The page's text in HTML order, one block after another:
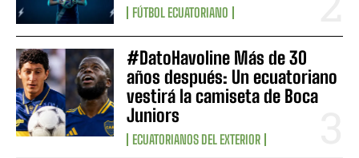
FÚTBOL ECUATORIANO
#DatoHavoline Más de 30
años después: Un ecuatoriano
vestirá la camiseta de Boca
Juniors
ECUATORIANOS DEL EXTERIOR